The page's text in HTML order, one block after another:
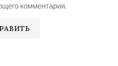
комментария.